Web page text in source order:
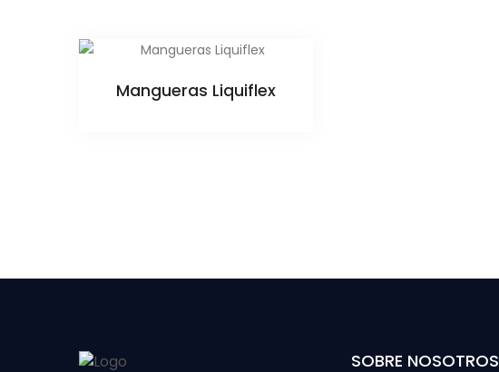
Mangueras Liquiflex
SOBRE NOSOTROS